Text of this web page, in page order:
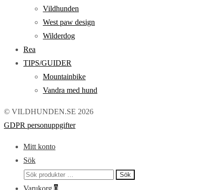
Vildhunden
West paw design
Wilderdog
Rea
TIPS/GUIDER
Mountainbike
Vandra med hund
© VILDHUNDEN.SE 2026
GDPR personuppgifter
Mitt konto
Sök
Sök
efter:
Sök
Varukorg 0